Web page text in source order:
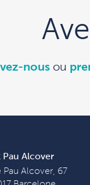
nousou
Pau Alcover
Pau Alcover, 67